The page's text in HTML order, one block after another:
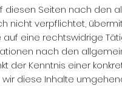
diesen Seiten nach den
nicht verpflichtet,
eine rechtswidrige
nach den
der Kenntnis einer
diese Inhalte